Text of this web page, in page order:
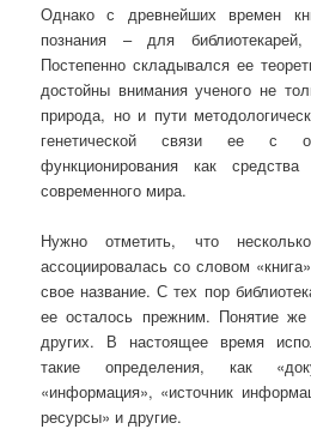
Однако с древнейших времен
познания – для библиотекарей,
Постепенно складывался ее
достойны внимания ученого не
природа, но и пути
генетической связи ее с
функционирования как
современного мира.
Нужно отметить, что
ассоциировалась со словом
свое название. С тех пор
ее осталось прежним. Понятие
других. В настоящее время
такие определения, как
«информация», «источник
ресурсы» и другие.